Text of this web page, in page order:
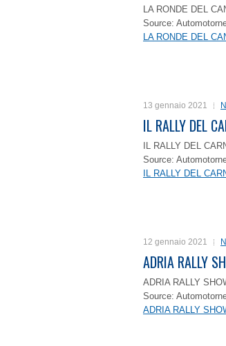
LA RONDE DEL
Source:
LA RONDE DEL
13 gennaio 2021
IL RALLY DEL
IL RALLY DEL
Source:
IL RALLY DEL
12 gennaio 2021
ADRIA RALLY
ADRIA RALLY
Source:
ADRIA RALLY